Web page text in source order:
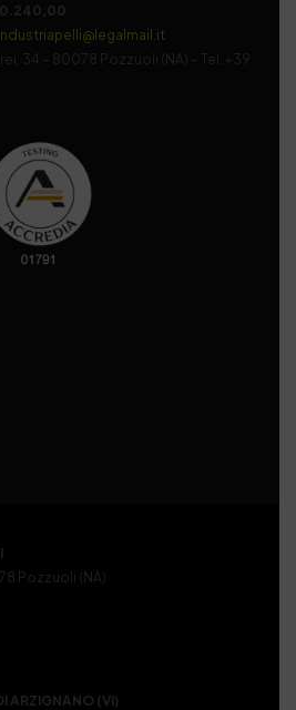
34 – 80078 Pozzuoli (NA) – Tel. +39
Pozzuoli (NA)
ARZIGNANO (VI)